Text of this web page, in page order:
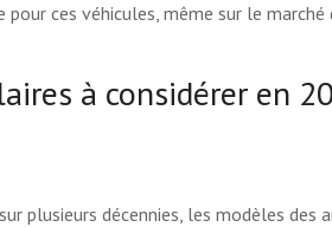
ces véhicules, même sur le marché
à considérer en
plusieurs décennies, les modèles des